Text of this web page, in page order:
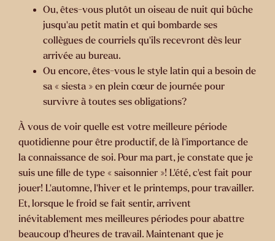
Ou, êtes-vous plutôt un oiseau de nuit qui bûche
jusqu’au petit matin et qui bombarde ses
collègues de courriels qu’ils recevront dès leur
arrivée au bureau.
Ou encore, êtes-vous le style latin qui a besoin de
sa « siesta » en plein cœur de journée pour
survivre à toutes ses obligations?
À vous de voir quelle est votre meilleure période
quotidienne pour être productif, de là l’importance de
la connaissance de soi. Pour ma part, je constate que je
suis une fille de type « saisonnier »! L’été, c’est fait pour
jouer! L’automne, l’hiver et le printemps, pour travailler.
Et, lorsque le froid se fait sentir, arrivent
inévitablement mes meilleures périodes pour abattre
beaucoup d’heures de travail. Maintenant que je